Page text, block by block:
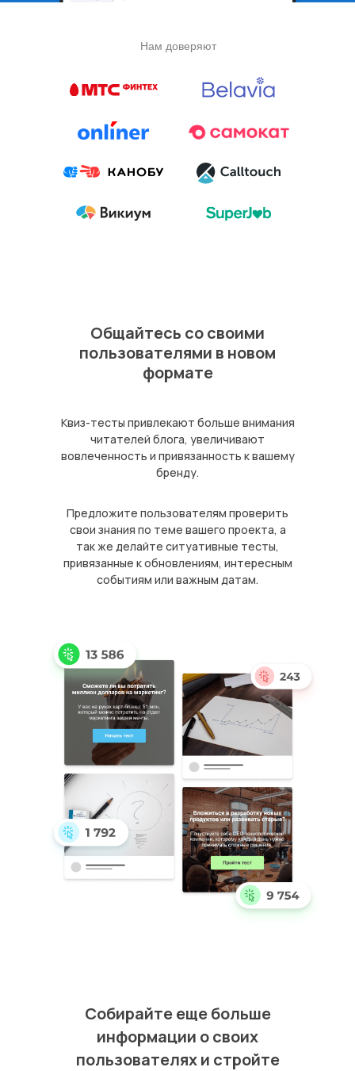
Нам доверяют
Квиз-тесты привлекают больше внимания
читателей блога, увеличивают
вовлеченность и привязанность к вашему
бренду.
Предложите пользователям проверить
свои знания по теме вашего проекта, а
так же делайте ситуативные тесты,
привязанные к обновлениям, интересным
событиям или важным датам.
Общайтесь со своими
пользователями в новом
формате
Собирайте еще больше
информации о своих
пользователях и стройте